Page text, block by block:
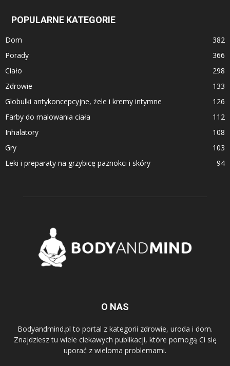
POPULARNE KATEGORIE
Dom
382
Porady
366
Ciało
298
Zdrowie
133
Globulki antykoncepcyjne, żele i kremy intymne
126
Farby do malowania ciała
112
Inhalatory
108
Gry
103
Leki i preparaty na grzybicę paznokci i skóry
94
O NAS
Bodyandmind.pl to portal z kategorii zdrowie, uroda i dom.
Znajdziesz tu wiele ciekawych publikacji, które pomogą Ci się
uporać z wieloma problemami.